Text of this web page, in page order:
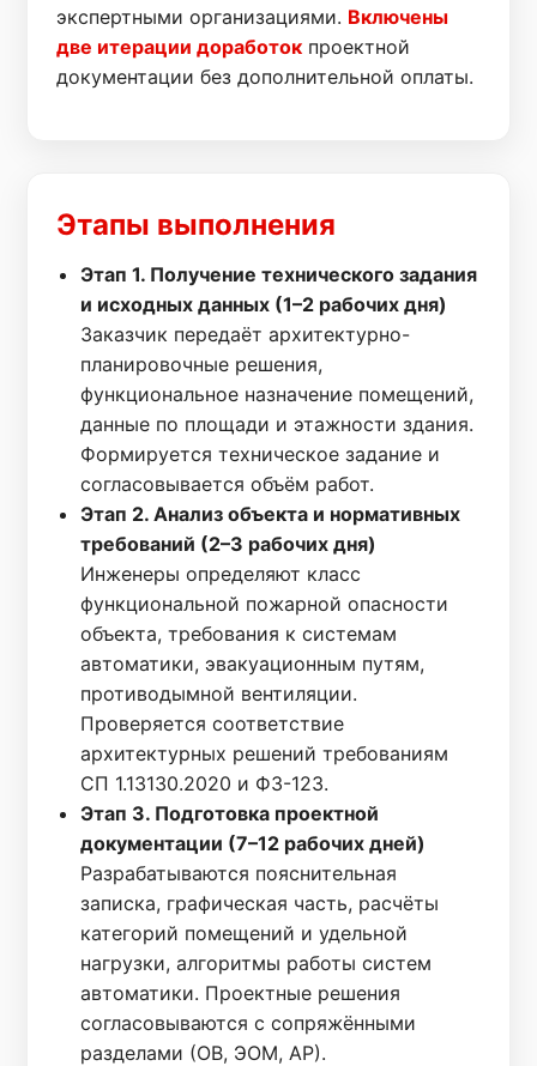
экспертными организациями. Включены
две итерации доработок проектной
документации без дополнительной оплаты.
Этапы выполнения
Этап 1. Получение технического задания
и исходных данных (1–2 рабочих дня)
Заказчик передаёт архитектурно-
планировочные решения,
функциональное назначение помещений,
данные по площади и этажности здания.
Формируется техническое задание и
согласовывается объём работ.
Этап 2. Анализ объекта и нормативных
требований (2–3 рабочих дня)
Инженеры определяют класс
функциональной пожарной опасности
объекта, требования к системам
автоматики, эвакуационным путям,
противодымной вентиляции.
Проверяется соответствие
архитектурных решений требованиям
СП 1.13130.2020 и ФЗ-123.
Этап 3. Подготовка проектной
документации (7–12 рабочих дней)
Разрабатываются пояснительная
записка, графическая часть, расчёты
категорий помещений и удельной
нагрузки, алгоритмы работы систем
автоматики. Проектные решения
согласовываются с сопряжёнными
разделами (ОВ, ЭОМ, АР).